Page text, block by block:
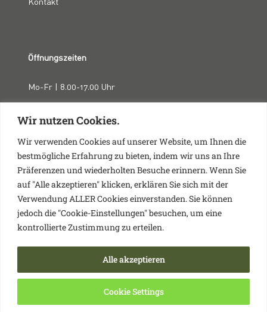
Wir nutzen Cookies.
Wir verwenden Cookies auf unserer Website, um Ihnen die
bestmögliche Erfahrung zu bieten, indem wir uns an Ihre
Präferenzen und wiederholten Besuche erinnern. Wenn Sie
auf "Alle akzeptieren" klicken, erklären Sie sich mit der
Verwendung ALLER Cookies einverstanden. Sie können
jedoch die "Cookie-Einstellungen" besuchen, um eine
kontrollierte Zustimmung zu erteilen.
Cookie Settings
Alle akzeptieren
Öffnungszeiten
Mo-Fr | 8.00-17.00 Uhr
Datenschutz
a
e
Y
o
u
t
I
n
s
t